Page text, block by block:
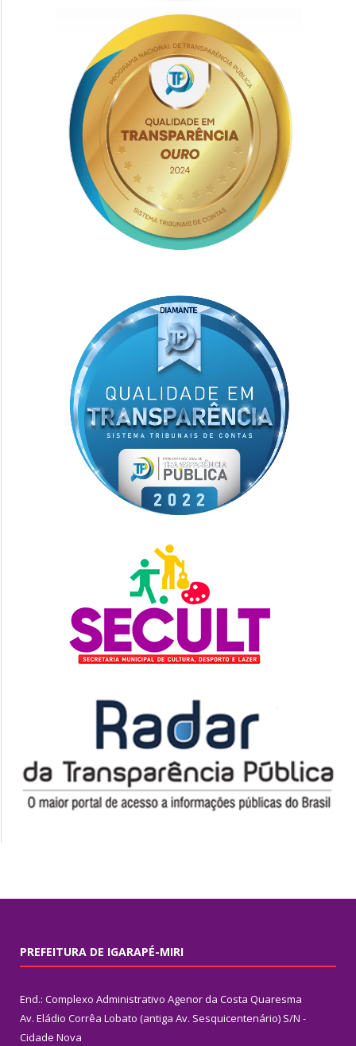
PREFEITURA DE IGARAPÉ-MIRI
End.: Complexo Administrativo Agenor da Costa Quaresma
Av. Eládio Corrêa Lobato (antiga Av. Sesquicentenário) S/N -
Cidade Nova